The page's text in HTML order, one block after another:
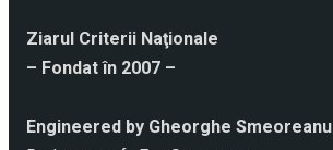
Ziarul Criterii Naţionale
– Fondat în 2007 –
Engineered by Gheorghe Smeoreanu